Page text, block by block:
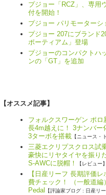
プジョー「RCZ」、専用
付を開始！
プジョー パリモーターシ
プジョー 207にブランド
ポーティアム」登場
プジョーのコンパクトハ
ンの「GT」を追加
【オススメ記事】
フォルクスワーゲン ポ
長4m越えに！ 3ナンバー
3ターボを搭載 【ニュース・
三菱エクリプスクロス試
豪快にリヤタイヤを振り
S-AWCに脱帽！
【レビュー】
【日産リーフ 長期評価
費チェック！ （一般道
Pedal
【評論家ブログ : 日産リー